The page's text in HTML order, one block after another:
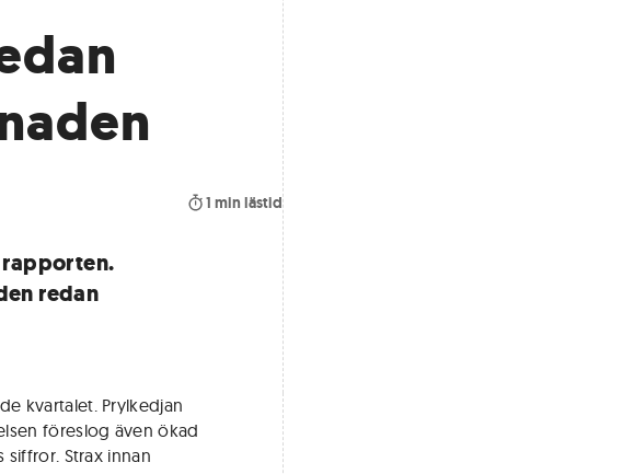
1 min lästid
rapporten.
redan
kvartalet. Prylkedjan
föreslog även ökad
Strax innan